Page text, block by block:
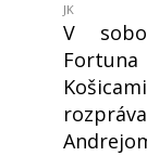
JK
V